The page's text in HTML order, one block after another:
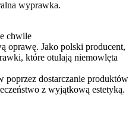
chwile
oprawę. Jako polski producent,
które otulają niemowlęta
poprzez dostarczanie produktów
z wyjątkową estetyką.